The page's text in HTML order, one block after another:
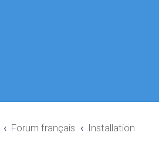
Forum français Installation